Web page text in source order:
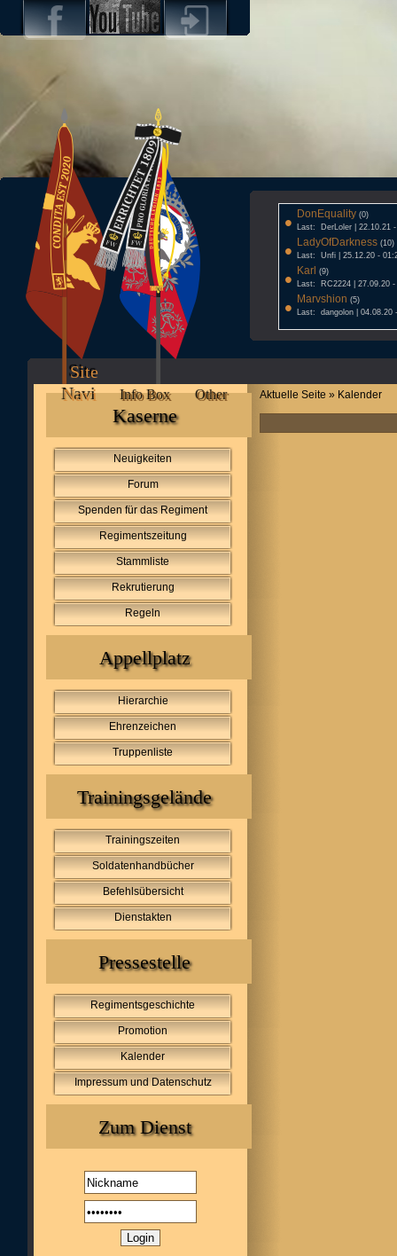
• DonEquality (0)
Last: DerLoler | 22.10.21
• LadyOfDarkness (10)
Last: Unfi | 25.12.20 -
• Karl (9)
Last: RC2224 | 27.09.20 -
• Marvshion (5)
Last: dangolon | 04.08.20
Site
Navi
Info Box Other
Kaserne
Neuigkeiten
Forum
Spenden für das Regiment
Regimentszeitung
Stammliste
Rekrutierung
Regeln
Appellplatz
Hierarchie
Ehrenzeichen
Truppenliste
Trainingsgelände
Trainingszeiten
Soldatenhandbücher
Befehlsübersicht
Dienstakten
Pressestelle
Regimentsgeschichte
Promotion
Kalender
Impressum und Datenschutz
Zum Dienst
Aktuelle Seite » Kalender